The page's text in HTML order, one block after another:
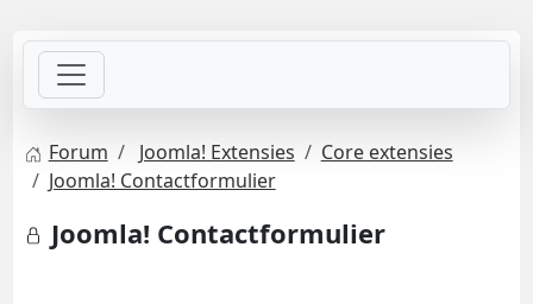
Forum Joomla! Extensies
Core extensies
Joomla! Contactformulier
Joomla! Contactformulier